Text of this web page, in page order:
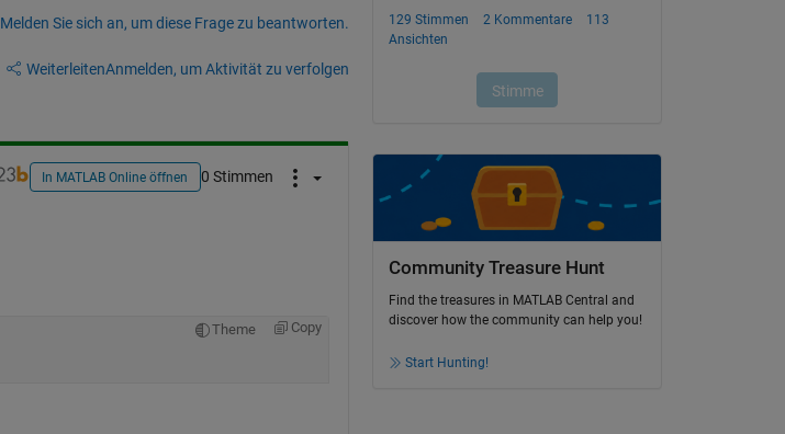
Melden Sie sich an, um diese Frage zu beantworten.
WeiterleitenAnmelden, um Aktivität zu verfolgen
In MATLAB Online öffnen 0 Stimmen
Theme Copy
Community Treasure Hunt
Find the treasures in MATLAB Central and
discover how the community can help you!
Start Hunting!